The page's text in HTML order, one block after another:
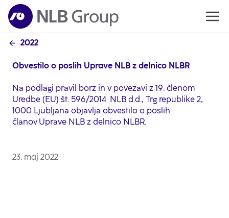
2022
Obvestilo o poslih Uprave NLB z delnico NLBR
Na podlagi pravil borz in v povezavi z 19. členom
Uredbe (EU) št. 596/2014 NLB d.d., Trg republike 2,
1000 Ljubljana objavlja obvestilo o poslih
članov Uprave NLB z delnico NLBR.
23. maj 2022